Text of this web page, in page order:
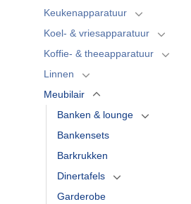
Keukenapparatuur
Koel- & vriesapparatuur
Koffie- & theeapparatuur
Linnen
Meubilair
Banken & lounge
Bankensets
Barkrukken
Dinertafels
Garderobe